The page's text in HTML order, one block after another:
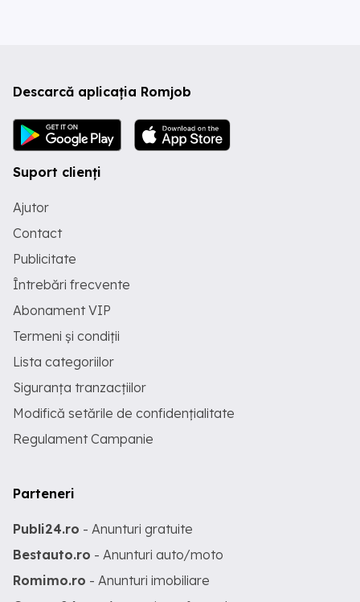
Descarcă aplicația Romjob
Suport clienți
Ajutor
Contact
Publicitate
Întrebări frecvente
Abonament VIP
Termeni și condiții
Lista categoriilor
Siguranța tranzacțiilor
Modifică setările de confidențialitate
Regulament Campanie
Parteneri
Publi24.ro - Anunturi gratuite
Bestauto.ro - Anunturi auto/moto
Romimo.ro - Anunturi imobiliare